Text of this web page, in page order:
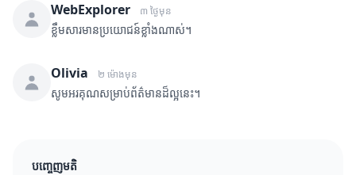
WebExplorer ៣ ថ្ងៃមុន
ខ្លឹមសារមានប្រយោជន៍ខ្លាំងណាស់។
Olivia ២ ម៉ោងមុន
សូមអរគុណសម្រាប់ព័ត៌មានដ៏ល្អនេះ។
បញ្ចេញមតិ